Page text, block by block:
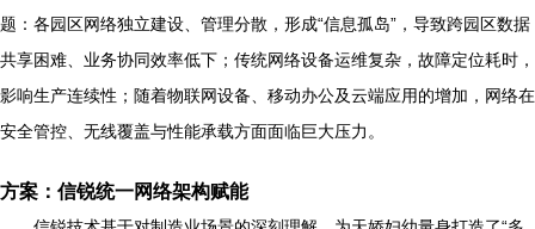
题：各园区网络独立建设、管理分散，形成“信息孤岛”，导致跨园区数据
共享困难、业务协同效率低下；传统网络设备运维复杂，故障定位耗时，
影响生产连续性；随着物联网设备、移动办公及云端应用的增加，网络在
安全管控、无线覆盖与性能承载方面面临巨大压力。
方案：信锐统一网络架构赋能